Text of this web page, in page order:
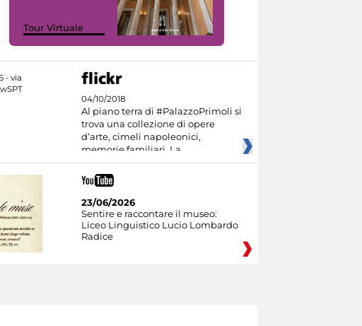
Tour Virtuale
04/10/2018
Al piano terra di #PalazzoPrimoli si
trova una collezione di opere
d’arte, cimeli napoleonici,
memorie familiari. La
23/06/2026
Sentire e raccontare il museo:
Liceo Linguistico Lucio Lombardo
Radice